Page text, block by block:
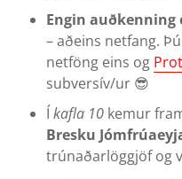
Engin auðkenning
– aðeins netfang.
netföng eins og
subversív/ur 😎
Íkafla 10 kemur
Bresku
trúnaðarlöggjöf og